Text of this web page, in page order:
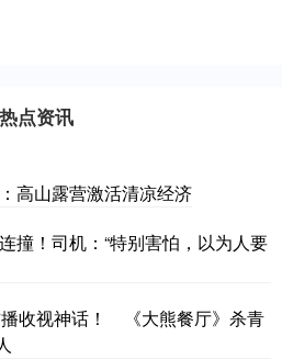
热点资讯
高山露营激活清凉经济
撞！司机：“特别害怕，以为人要
收视神话！ 《大熊餐厅》杀青